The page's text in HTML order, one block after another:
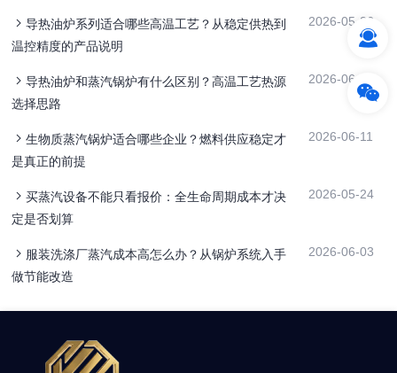
导热油炉系列适合哪些高温工艺？从稳定供热到
温控精度的产品说明
2026-05-26
导热油炉和蒸汽锅炉有什么区别？高温工艺热源
选择思路
2026-06-17
生物质蒸汽锅炉适合哪些企业？燃料供应稳定才
是真正的前提
2026-06-11
买蒸汽设备不能只看报价：全生命周期成本才决
定是否划算
2026-05-24
服装洗涤厂蒸汽成本高怎么办？从锅炉系统入手
做节能改造
2026-06-03